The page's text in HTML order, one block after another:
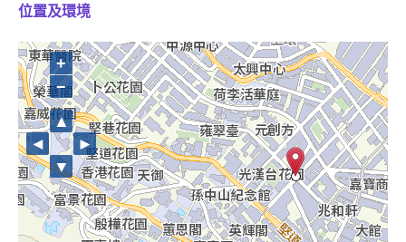
位置及環境
+
−
▲
◄
►
▼